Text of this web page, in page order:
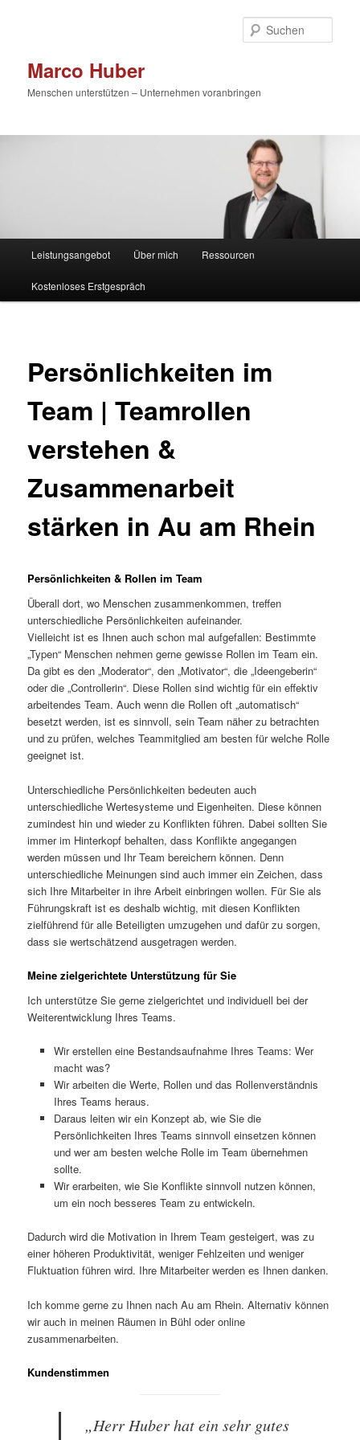
Marco Huber
Menschen unterstützen – Unternehmen voranbringen
Leistungsangebot Über mich Ressourcen
Kostenloses Erstgespräch
Persönlichkeiten im
Team | Teamrollen
verstehen &
Zusammenarbeit
stärken in Au am Rhein
Persönlichkeiten & Rollen im Team
Überall dort, wo Menschen zusammenkommen, treffen
unterschiedliche Persönlichkeiten aufeinander.
Vielleicht ist es Ihnen auch schon mal aufgefallen: Bestimmte
„Typen“ Menschen nehmen gerne gewisse Rollen im Team ein.
Da gibt es den „Moderator“, den „Motivator“, die „Ideengeberin“
oder die „Controllerin“. Diese Rollen sind wichtig für ein effektiv
arbeitendes Team. Auch wenn die Rollen oft „automatisch“
besetzt werden, ist es sinnvoll, sein Team näher zu betrachten
und zu prüfen, welches Teammitglied am besten für welche Rolle
geeignet ist.
Unterschiedliche Persönlichkeiten bedeuten auch
unterschiedliche Wertesysteme und Eigenheiten. Diese können
zumindest hin und wieder zu Konflikten führen. Dabei sollten Sie
immer im Hinterkopf behalten, dass Konflikte angegangen
werden müssen und Ihr Team bereichern können. Denn
unterschiedliche Meinungen sind auch immer ein Zeichen, dass
sich Ihre Mitarbeiter in ihre Arbeit einbringen wollen. Für Sie als
Führungskraft ist es deshalb wichtig, mit diesen Konflikten
zielführend für alle Beteiligten umzugehen und dafür zu sorgen,
dass sie wertschätzend ausgetragen werden.
Meine zielgerichtete Unterstützung für Sie
Ich unterstütze Sie gerne zielgerichtet und individuell bei der
Weiterentwicklung Ihres Teams.
Wir erstellen eine Bestandsaufnahme Ihres Teams: Wer
macht was?
Wir arbeiten die Werte, Rollen und das Rollenverständnis
Ihres Teams heraus.
Daraus leiten wir ein Konzept ab, wie Sie die
Persönlichkeiten Ihres Teams sinnvoll einsetzen können
und wer am besten welche Rolle im Team übernehmen
sollte.
Wir erarbeiten, wie Sie Konflikte sinnvoll nutzen können,
um ein noch besseres Team zu entwickeln.
Dadurch wird die Motivation in Ihrem Team gesteigert, was zu
einer höheren Produktivität, weniger Fehlzeiten und weniger
Fluktuation führen wird. Ihre Mitarbeiter werden es Ihnen danken.
Ich komme gerne zu Ihnen nach Au am Rhein. Alternativ können
wir auch in meinen Räumen in Bühl oder online
zusammenarbeiten.
Kundenstimmen
„Herr Huber hat ein sehr gutes